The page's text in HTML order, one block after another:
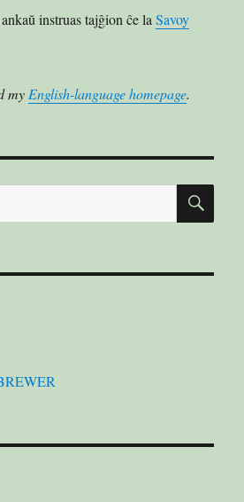
instruas tajĝion ĉe laSavoy
my English-language homepage.